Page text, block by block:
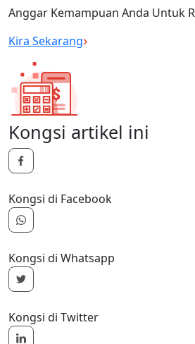
Anggar Kemampuan Anda Untuk
Kira Sekarang
Kongsi artikel ini
Kongsi di Facebook
Kongsi di Whatsapp
Kongsi di Twitter